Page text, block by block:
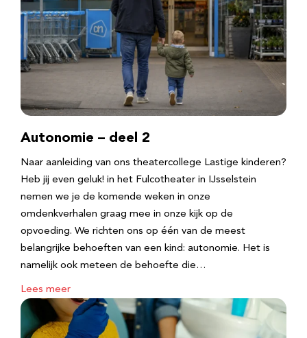
Autonomie – deel 2
Naar aanleiding van ons theatercollege Lastige kinderen?
Heb jij even geluk! in het Fulcotheater in IJsselstein
nemen we je de komende weken in onze
omdenkverhalen graag mee in onze kijk op de
opvoeding. We richten ons op één van de meest
belangrijke behoeften van een kind: autonomie. Het is
namelijk ook meteen de behoefte die…
Lees meer